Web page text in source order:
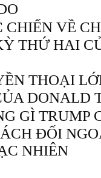
CHIẾN VỀ
THỨ HAI
THOẠI
DONALD
GÌ TRUMP
ĐỐI
NHIÊN